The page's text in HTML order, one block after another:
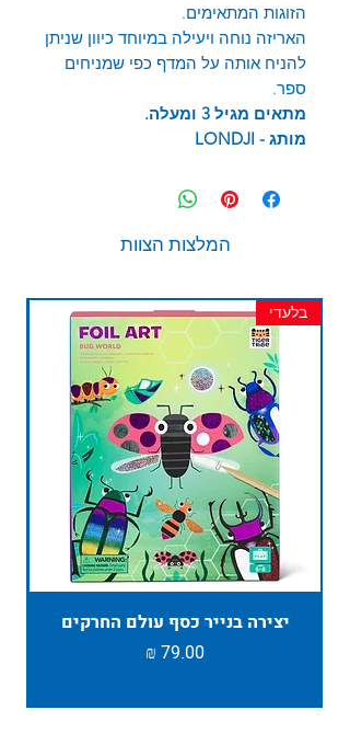
הזוגות המתאימים.
האריזה נוחה ויעילה במיוחד כיוון שניתן
להניח אותה על המדף כפי שמניחים
ספר.
מתאים מגיל 3 ומעלה.
מותג - LONDJI
המלצות הצוות
בלעדי
יצירה בנייר כסף עולם החרקים
מחיר